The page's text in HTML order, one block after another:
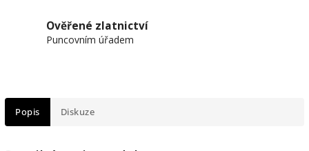
Ověřené zlatnictví
Puncovním úřadem
Popis Diskuze